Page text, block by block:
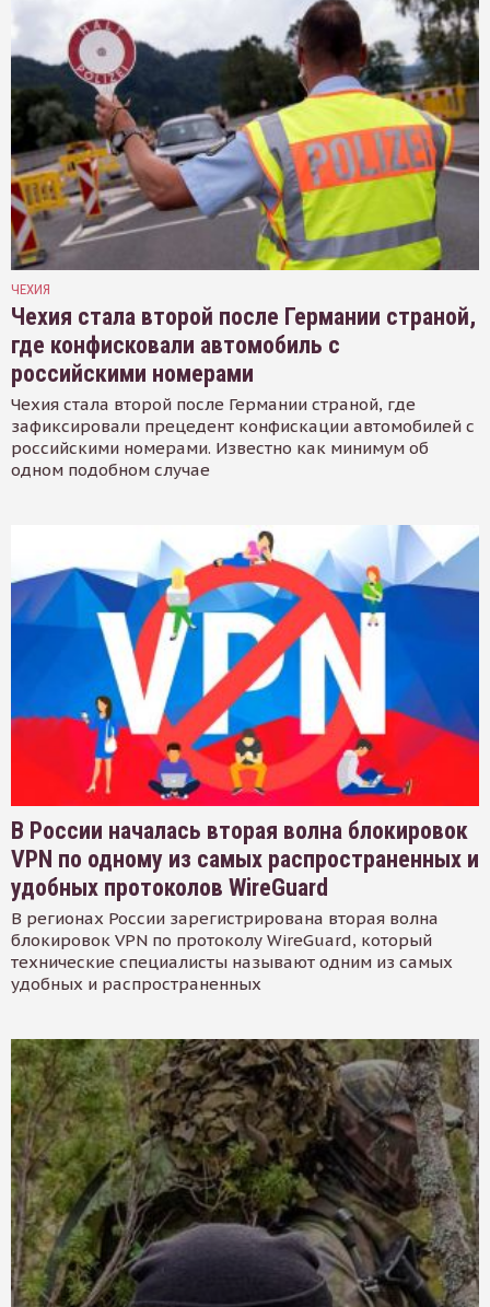
ЧЕХИЯ
Чехия стала второй после Германии страной,
где конфисковали автомобиль с
российскими номерами
Чехия стала второй после Германии страной, где
зафиксировали прецедент конфискации автомобилей с
российскими номерами. Известно как минимум об
одном подобном случае
В России началась вторая волна блокировок
VPN по одному из самых распространенных и
удобных протоколов WireGuard
В регионах России зарегистрирована вторая волна
блокировок VPN по протоколу WireGuard, который
технические специалисты называют одним из самых
удобных и распространенных